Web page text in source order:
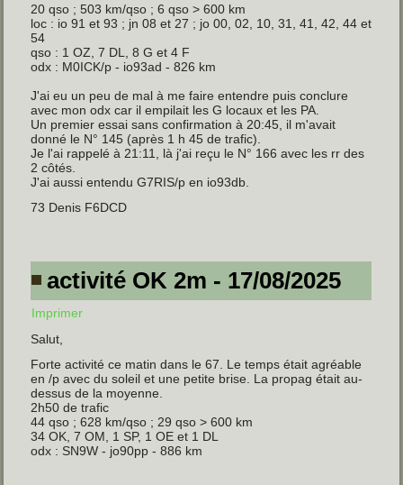
20 qso ; 503 km/qso ; 6 qso > 600 km
loc : io 91 et 93 ; jn 08 et 27 ; jo 00, 02, 10, 31, 41, 42, 44 et
54
qso : 1 OZ, 7 DL, 8 G et 4 F
odx : M0ICK/p - io93ad - 826 km
J'ai eu un peu de mal à me faire entendre puis conclure
avec mon odx car il empilait les G locaux et les PA.
Un premier essai sans confirmation à 20:45, il m'avait
donné le N° 145 (après 1 h 45 de trafic).
Je l'ai rappelé à 21:11, là j'ai reçu le N° 166 avec les rr des
2 côtés.
J'ai aussi entendu G7RIS/p en io93db.
73 Denis F6DCD
activité OK 2m - 17/08/2025
Imprimer
Salut,
Forte activité ce matin dans le 67. Le temps était agréable
en /p avec du soleil et une petite brise. La propag était au-
dessus de la moyenne.
2h50 de trafic
44 qso ; 628 km/qso ; 29 qso > 600 km
34 OK, 7 OM, 1 SP, 1 OE et 1 DL
odx : SN9W - jo90pp - 886 km